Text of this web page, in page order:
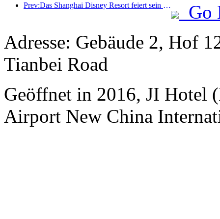
Prev:Das Shanghai Disney Resort feiert sein 10-jähriges Bestehen und hat bis heute über 100 Millionen Besucher empfangen.
Go
Adresse: Gebäude 2, Hof
Tianbei Road
Geöffnet in 2016, JI Hotel
Airport New China